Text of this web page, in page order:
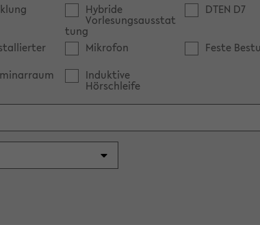
Hybride
Vorlesungsausstat
tung
DTEN D7
Mikrofon Feste
Induktive
Hörschleife